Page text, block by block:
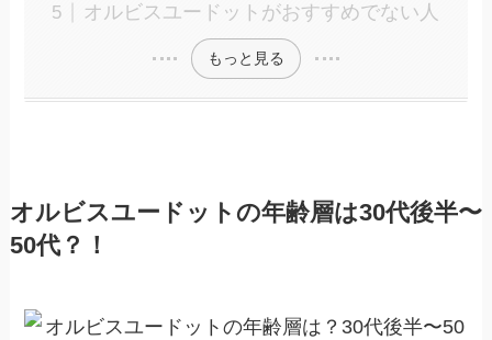
オルビスユードットがおすすめでない人
もっと見る
オルビスユードットの年齢層は30代後半〜
50代？！